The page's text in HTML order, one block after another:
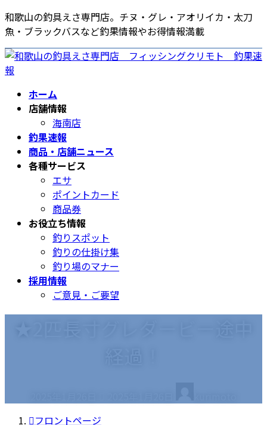
コ
ン
テ
ン
ツ
ナ
ビ
ゲ
ー
シ
和歌山の釣具えさ専門店。チヌ・グレ・アオリイカ・太刀
魚・ブラックバスなど釣果情報やお得情報満載
ホーム
店舗情報
海南店
釣果速報
商品・店舗ニュース
各種サービス
エサ
ポイントカード
商品券
お役立ち情報
釣りスポット
釣りの仕掛け集
釣り場のマナー
採用情報
ご意見・ご要望
終
フロントページ